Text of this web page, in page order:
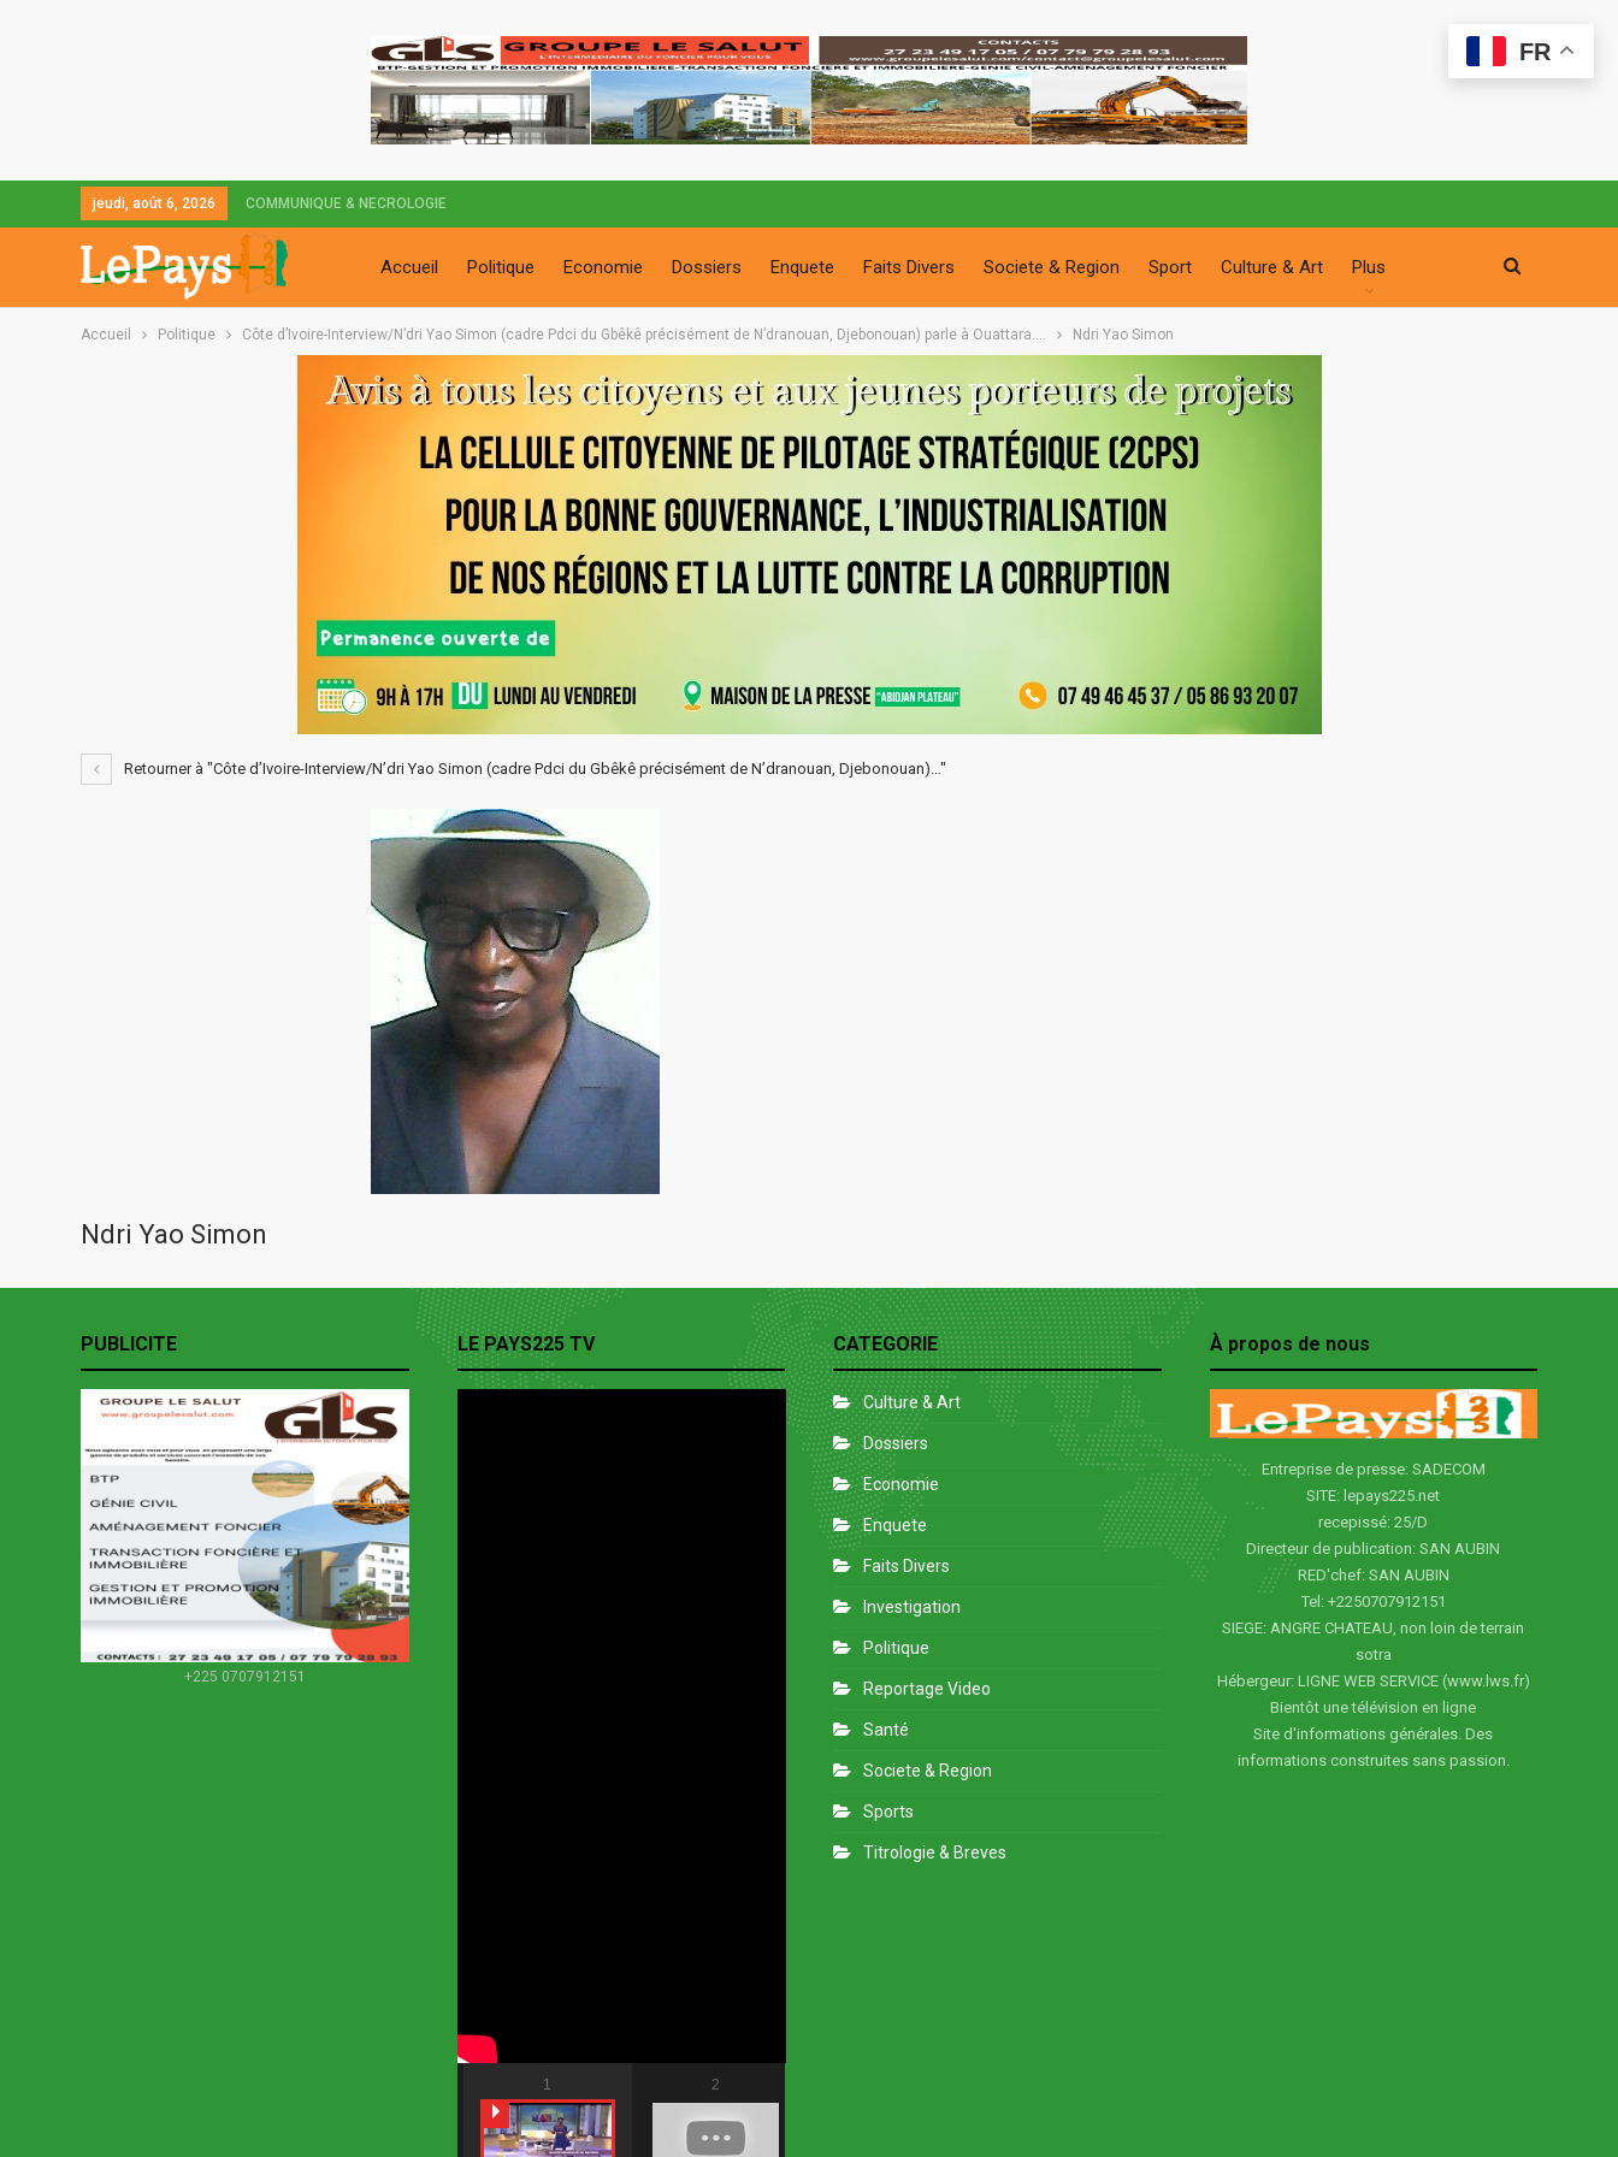
jeudi, août 6, 2026 COMMUNIQUE & NECROLOGIE
Accueil Politique Economie Dossiers Enquete Faits Divers Societe & Region Sport Culture & Art Plus
Accueil Politique Côte d’Ivoire-Interview/N’dri Yao Simon (cadre Pdci du Gbêkê précisément de N’dranouan, Djebonouan) parle à Ouattara…. Ndri Yao Simon
Retourner à "Côte d’Ivoire-Interview/N’dri Yao Simon (cadre Pdci du Gbêkê précisément de N’dranouan, Djebonouan)…"
Ndri Yao Simon
PUBLICITE
+225 0707912151
LE PAYS225 TV
1 2
CATEGORIE
Culture & Art
Dossiers
Economie
Enquete
Faits Divers
Investigation
Politique
Reportage Video
Santé
Societe & Region
Sports
Titrologie & Breves
À propos de nous
Entreprise de presse: SADECOM
SITE: lepays225.net
recepissé: 25/D
Directeur de publication: SAN AUBIN
RED'chef: SAN AUBIN
Tel: +2250707912151
SIEGE: ANGRE CHATEAU, non loin de terrain
sotra
Hébergeur: LIGNE WEB SERVICE (www.lws.fr)
Bientôt une télévision en ligne
Site d'informations générales. Des
informations construites sans passion.
FR